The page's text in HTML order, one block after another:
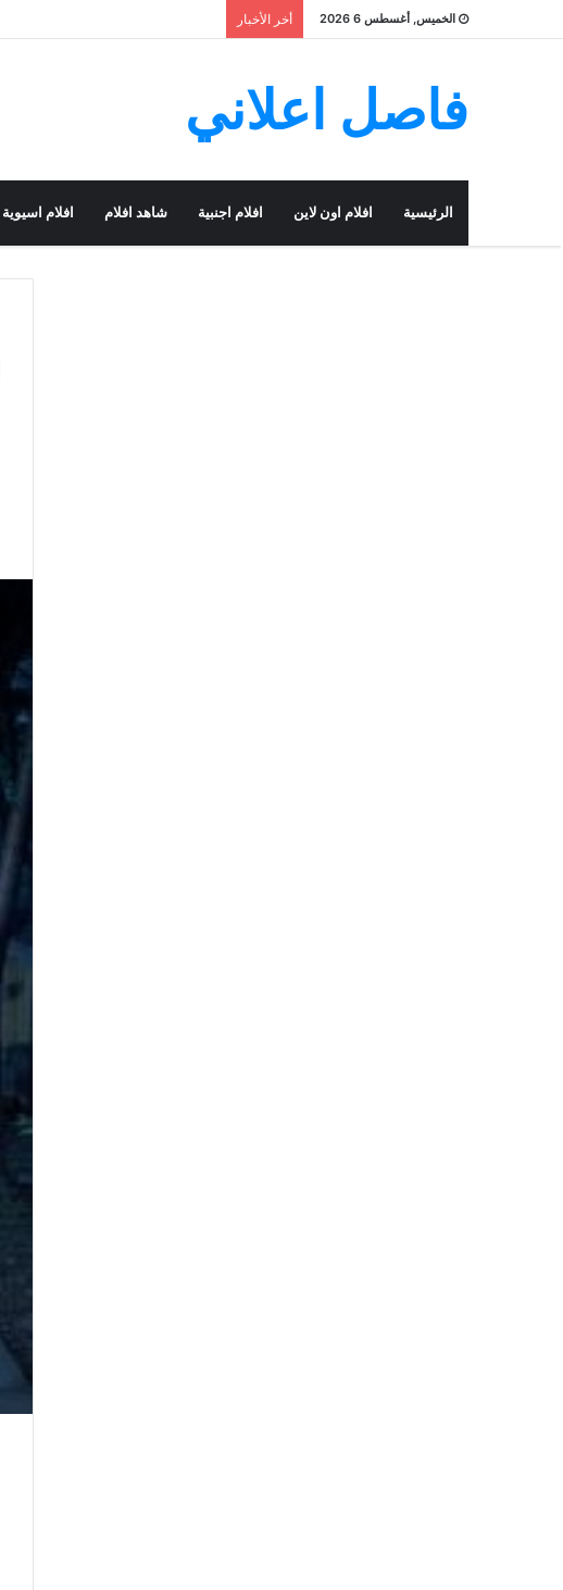
الخميس, أغسطس 6 2026 أخر الأخبار
فاصل اعلاني
الرئيسية افلام اون لاين افلام اجنبية شاهد افلام افلام اسيوية